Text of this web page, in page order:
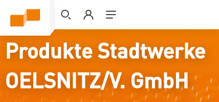
Produkte Stadtwerke
OELSNITZ/V. GmbH